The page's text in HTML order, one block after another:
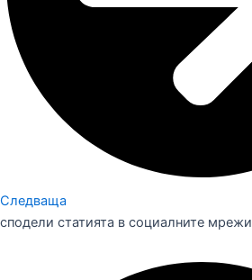
Следваща
сподели статията в социалните мрежи